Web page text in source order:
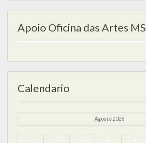
Apoio Oficina das Artes MS
Calendario
Agosto 2026
S T Q Q S